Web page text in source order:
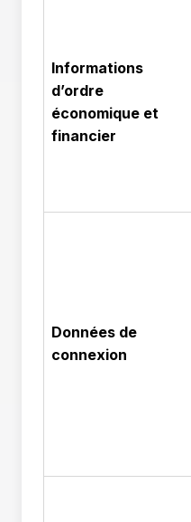
Informations
d’ordre
économique et
financier
Données de
connexion